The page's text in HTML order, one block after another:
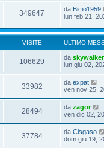
349647 da Bicio1959
lun feb 21,
VISITE ULTIMO
106629 da
lun giu 02,
33982 da expat
ven nov 25,
28494 da zagor
ven dic 02,
37784 da Cisgaso
dom giu 19,